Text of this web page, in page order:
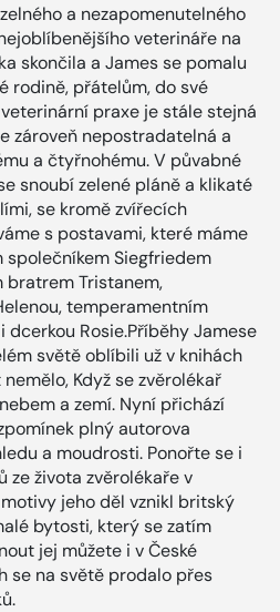
a nezapomenutelného
veterináře na
skončila a James se pomalu
rodině, přátelům, do své
praxe je stále stejná
zároveň nepostradatelná a
a čtyřnohému. V půvabné
snoubí zelené pláně a klikaté
se kromě zvířecích
s postavami, které máme
Siegfriedem
bratrem Tristanem,
temperamentním
Rosie.Příběhy Jamese
světě oblíbili už v knihách
Když se zvěrolékař
a zemí. Nyní přichází
plný autorova
a moudrosti. Ponořte se i
života zvěrolékaře v
jeho děl vznikl britský
bytosti, který se zatím
jej můžete i v České
se na světě prodalo přes